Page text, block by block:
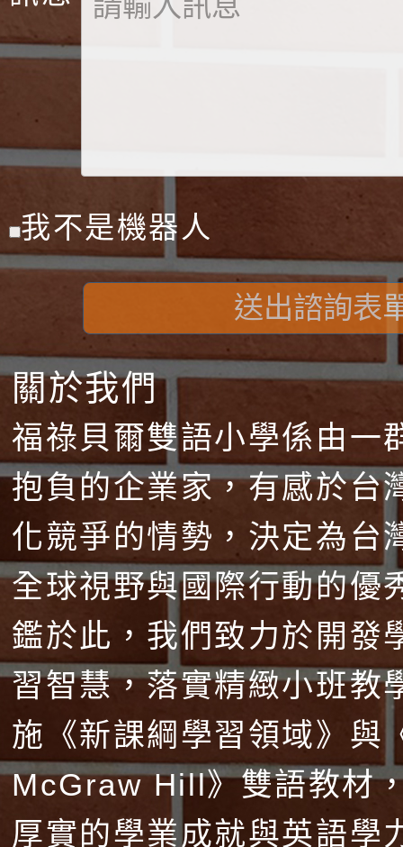
我不是機器人
送出諮詢表
關於我們
福祿貝爾雙語小學係由一
抱負的企業家，有感於台
化競爭的情勢，決定為台
全球視野與國際行動的優
鑑於此，我們致力於開發
習智慧，落實精緻小班教
施《新課綱學習領域》與
McGraw Hill》雙語教材
厚實的學業成就與英語學